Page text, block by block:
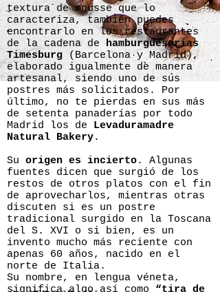
textura de mousse que lo
caracteriza, también puedes
encontrarlo en los restaurantes
de la cadena de hamburgueserías
Timesburg (Barcelona y Madrid),
elaborado igualmente de manera
artesanal, siendo uno de sus
postres más solicitados. Por
último, no te pierdas en sus más
de setenta panaderías por todo
Madrid los de Levaduramadre
Natural Bakery.
Su origen es incierto. Algunas
fuentes dicen que surgió de los
restos de otros platos con el fin
de aprovecharlos, mientras otras
discuten si es un postre
tradicional surgido en la Toscana
del S. XVI o si bien, es un
invento mucho más reciente con
apenas 60 años, nacido en el
norte de Italia.
Su nombre, en lengua véneta,
significa algo así como “tira de